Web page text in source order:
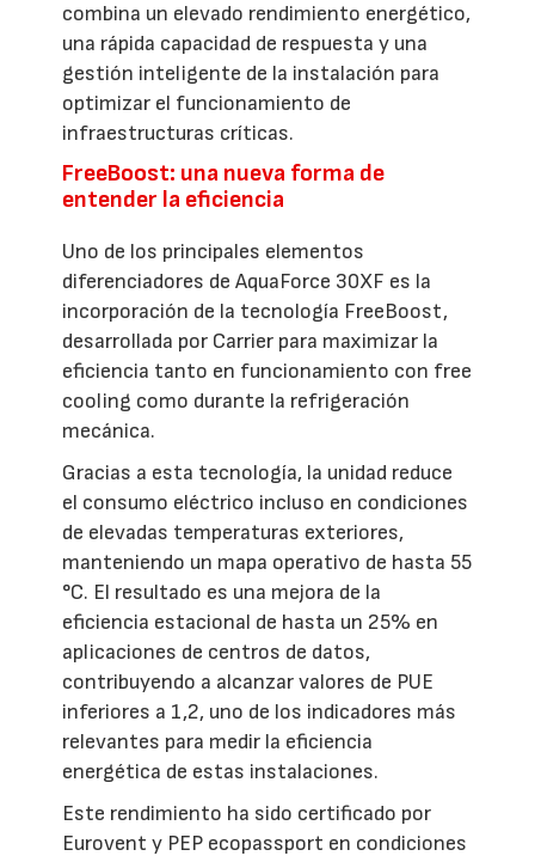
combina un elevado rendimiento energético,
una rápida capacidad de respuesta y una
gestión inteligente de la instalación para
optimizar el funcionamiento de
infraestructuras críticas.
FreeBoost: una nueva forma de
entender la eficiencia
Uno de los principales elementos
diferenciadores de AquaForce 30XF es la
incorporación de la tecnología FreeBoost,
desarrollada por Carrier para maximizar la
eficiencia tanto en funcionamiento con free
cooling como durante la refrigeración
mecánica.
Gracias a esta tecnología, la unidad reduce
el consumo eléctrico incluso en condiciones
de elevadas temperaturas exteriores,
manteniendo un mapa operativo de hasta 55
°C. El resultado es una mejora de la
eficiencia estacional de hasta un 25% en
aplicaciones de centros de datos,
contribuyendo a alcanzar valores de PUE
inferiores a 1,2, uno de los indicadores más
relevantes para medir la eficiencia
energética de estas instalaciones.
Este rendimiento ha sido certificado por
Eurovent y PEP ecopassport en condiciones